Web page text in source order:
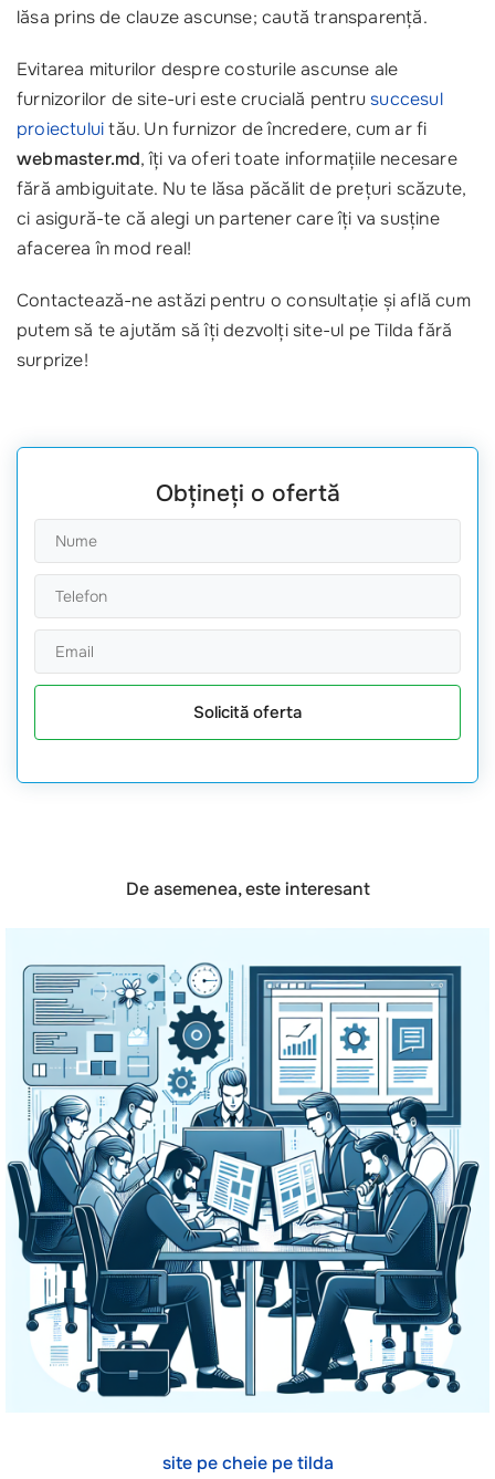
lăsa prins de clauze ascunse; caută transparență.
Evitarea miturilor despre costurile ascunse ale
furnizorilor de site-uri este crucială pentrusuccesul
proiectuluitău. Un furnizor de încredere, cum ar fi
webmaster.md, îți va oferi toate informațiile necesare
fără ambiguitate. Nu te lăsa păcălit de prețuri scăzute,
ci asigură-te că alegi un partener care îți va susține
afacerea în mod real!
Contactează-ne astăzi pentru o consultație și află cum
putem să te ajutăm să îți dezvolți site-ul pe Tilda fără
surprize!
Obțineți o ofertă
Solicită oferta
De asemenea, este interesant
site pe cheie pe tilda